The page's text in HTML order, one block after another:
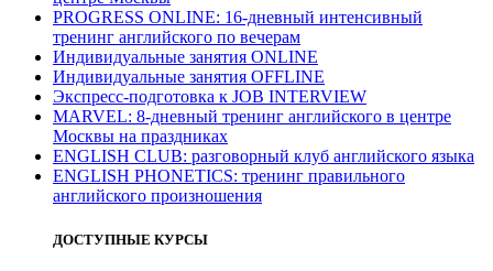
PROGRESS ONLINE: 16-дневный интенсивный
тренинг английского по вечерам
Индивидуальные занятия ONLINE
Индивидуальные занятия OFFLINE
Экспресс-подготовка к JOB INTERVIEW
МARVEL: 8-дневный тренинг английского в центре
Москвы на праздниках
ENGLISH CLUB: разговорный клуб английского языка
ENGLISH PHONETICS: тренинг правильного
английского произношения
ДОСТУПНЫЕ КУРСЫ